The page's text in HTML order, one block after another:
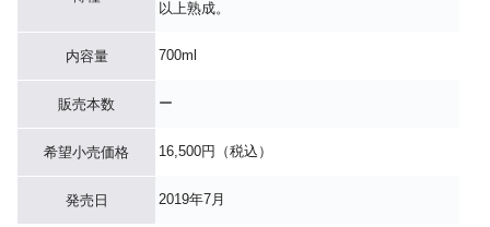
以上熟成。
内容量 700ml
販売本数 ー
希望小売価格 16,500円（税込）
発売日 2019年7月